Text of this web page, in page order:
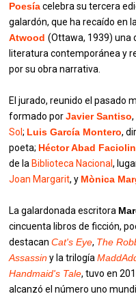
Poesíacelebra su tercera
galardón, que ha recaído en
Atwood (Ottawa, 1939) una
literatura contemporánea y
por su obra narrativa.
El jurado, reunido el pasado
formado porJavier Santiso
Sol; Luis García Montero,
poeta; Héctor Abad
de la Biblioteca Nacional,
Joan Margarit, y Mònica
La galardonada escritora
cincuenta libros de ficción,
destacanCat's Eye, The
Assassiny la trilogía
Handmaid's Tale, tuvo en
alcanzó el número uno